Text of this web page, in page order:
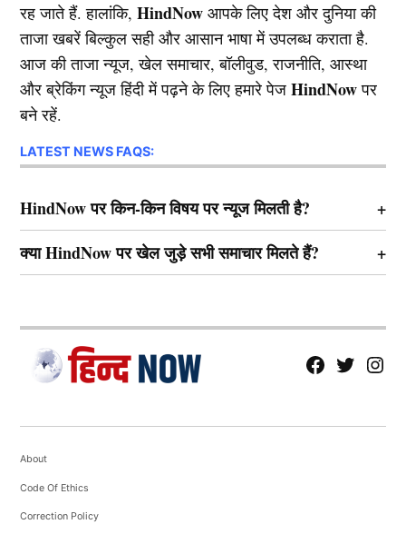
रह जाते हैं. हालांकि,HindNow आपके लिए देश और दुनिया की
ताजा खबरें बिल्कुल सही और आसान भाषा में उपलब्ध कराता है.
आज की ताजा न्यूज, खेल समाचार, बॉलीवुड, राजनीति, आस्था
और ब्रेकिंग न्यूज हिंदी में पढ़ने के लिए हमारे पेजHindNowपर
बने रहें.
LATEST NEWS FAQS:
HindNow पर किन-किन विषय पर न्यूज मिलती है?
क्या HindNow पर खेल जुड़े सभी समाचार मिलते हैं?
fb Tw tw
About
Code Of Ethics
Correction Policy